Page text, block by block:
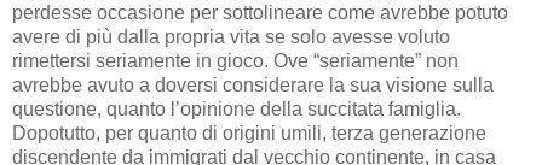
perdesse occasione per sottolineare come avrebbe potuto
avere di più dalla propria vita se solo avesse voluto
rimettersi seriamente in gioco. Ove “seriamente” non
avrebbe avuto a doversi considerare la sua visione sulla
questione, quanto l’opinione della succitata famiglia.
Dopotutto, per quanto di origini umili, terza generazione
discendente da immigrati dal vecchio continente, in casa